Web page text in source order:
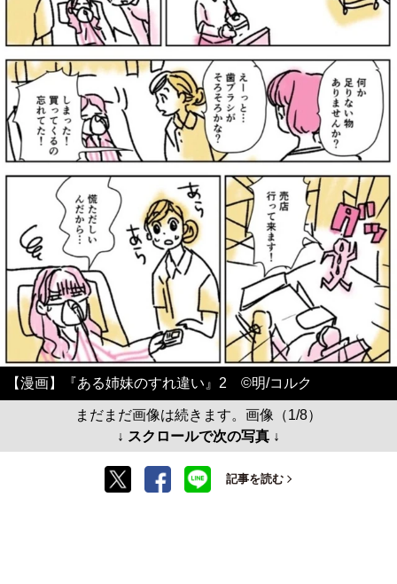
【漫画】『ある姉妹のすれ違い』2 ©️明/コルク
まだまだ画像は続きます。画像（1/8）
↓ スクロールで次の写真 ↓
記事を読む